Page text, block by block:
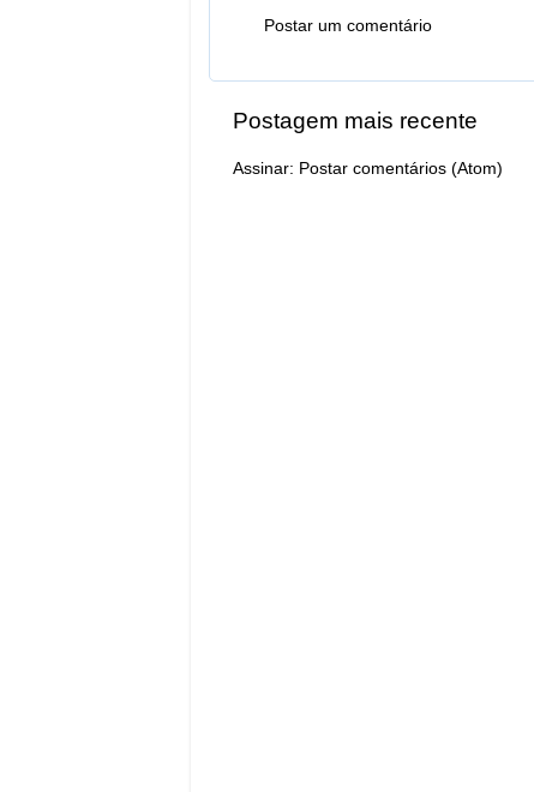
Postar um comentário
Postagem mais recente
Assinar: Postar comentários (Atom)